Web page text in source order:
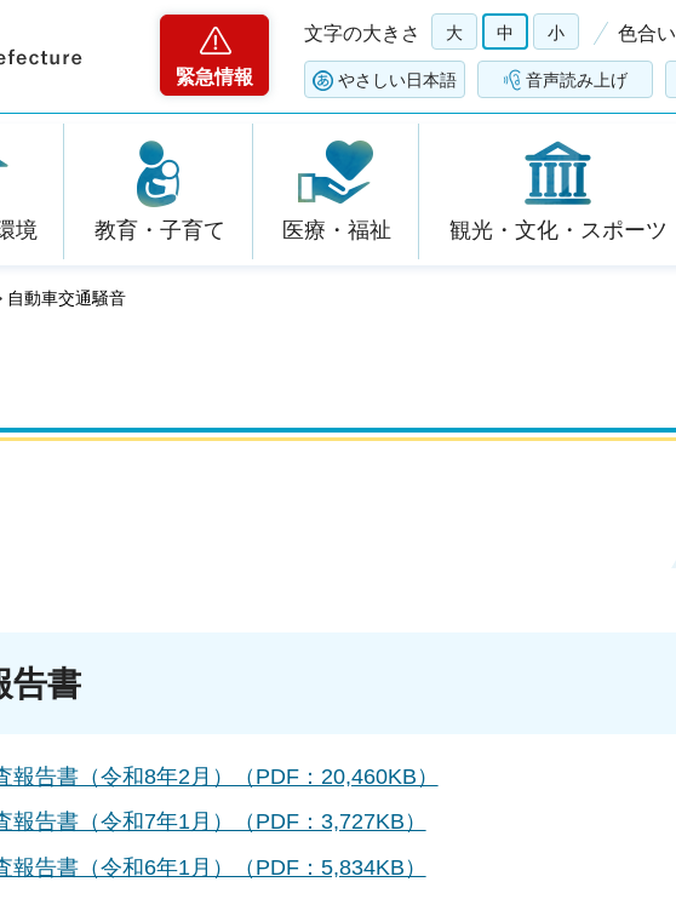
緊急情報
文字の大きさ 大 中 小 色合い
やさしい日本語 音声読み上げ
境 教育・子育て 医療・福祉 観光・文化・スポーツ
自動車交通騒音
告書
告書（令和8年2月）（PDF：20,460KB）
告書（令和7年1月）（PDF：3,727KB）
告書（令和6年1月）（PDF：5,834KB）